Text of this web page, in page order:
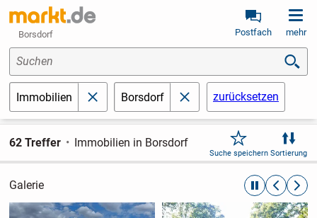
Borsdorf Postfach mehr
Suchen
Immobilien schließenBorsdorf schließenzurücksetzen
62 Treffer Immobilien in Borsdorf
Suche speichern Sortierung
Galerie automatische